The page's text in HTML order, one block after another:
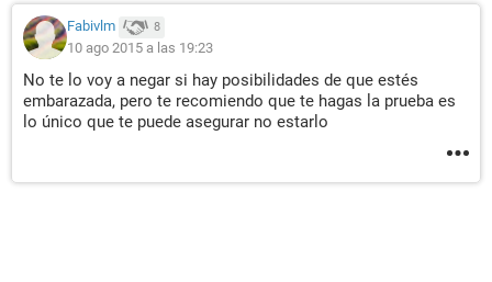
Fabivlm 8
10 ago 2015 a las 19:23
No te lo voy a negar si hay posibilidades de que estés
embarazada, pero te recomiendo que te hagas la prueba es
lo único que te puede asegurar no estarlo